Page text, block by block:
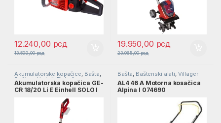
12.240,00 рсд
13.599,00рсд
19.950,00 рсд
23.965,00рсд
Akumulatorske kopačice, Bašta,
Baštenski alati, Einhell
Akumulatorska kopačica GE-
CR 18/20 Li E Einhell SOLO l
Bašta, Baštenski alati, Villager
AL4 46 A Motorna kosačica
Alpina l 074690